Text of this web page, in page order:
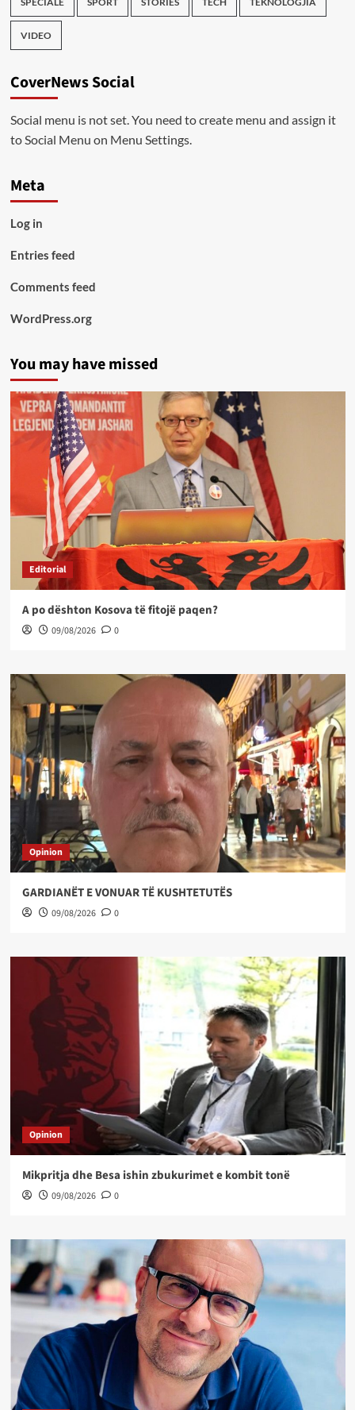
VIDEO
CoverNews Social
Social menu is not set. You need to create menu and assign it
to Social Menu on Menu Settings.
Meta
Log in
Entries feed
Comments feed
WordPress.org
You may have missed
Editorial
A po dështon Kosova të fitojë paqen?
09/08/2026 0
Opinion
GARDIANËT E VONUAR TË KUSHTETUTËS
09/08/2026 0
Opinion
Mikpritja dhe Besa ishin zbukurimet e kombit tonë
09/08/2026 0